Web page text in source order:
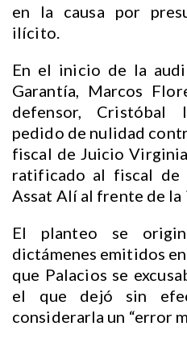
en la causa por
ilícito.
En el inicio de la
Garantía, Marcos
defensor, Cristóbal
pedido de nulidad
fiscal de Juicio
ratificado al fiscal de
Assat Alí al frente de
El planteo se
dictámenes emitidos
que Palacios se
el que dejó sin
considerarla un “error